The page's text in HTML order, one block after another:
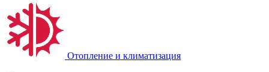
Отопление и климатизация